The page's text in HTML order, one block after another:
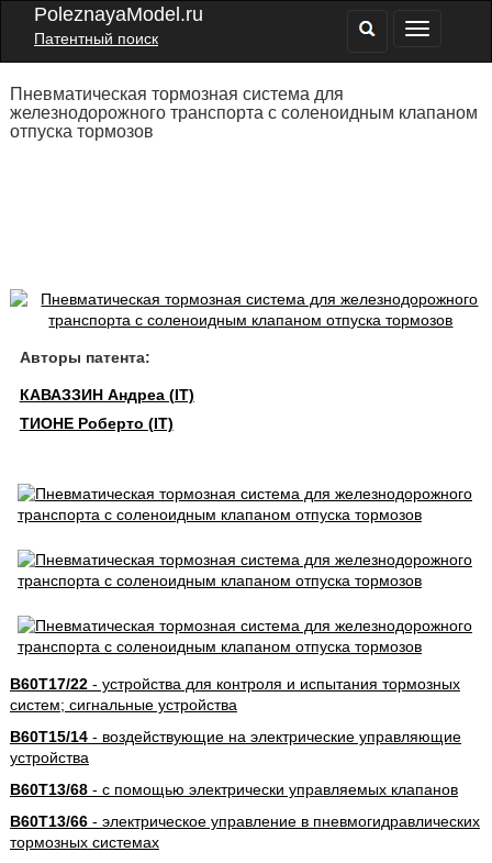
PoleznayaModel.ru
Патентный поиск
Пневматическая тормозная система для
железнодорожного транспорта с соленоидным клапаном
отпуска тормозов
Авторы патента:
КАВАЗЗИН Андреа (IT)
ТИОНЕ Роберто (IT)
B60T17/22- устройства для контроля и испытания тормозных
систем; сигнальные устройства
B60T15/14- воздействующие на электрические управляющие
устройства
B60T13/68- с помощью электрически управляемых клапанов
B60T13/66- электрическое управление в пневмогидравлических
тормозных системах